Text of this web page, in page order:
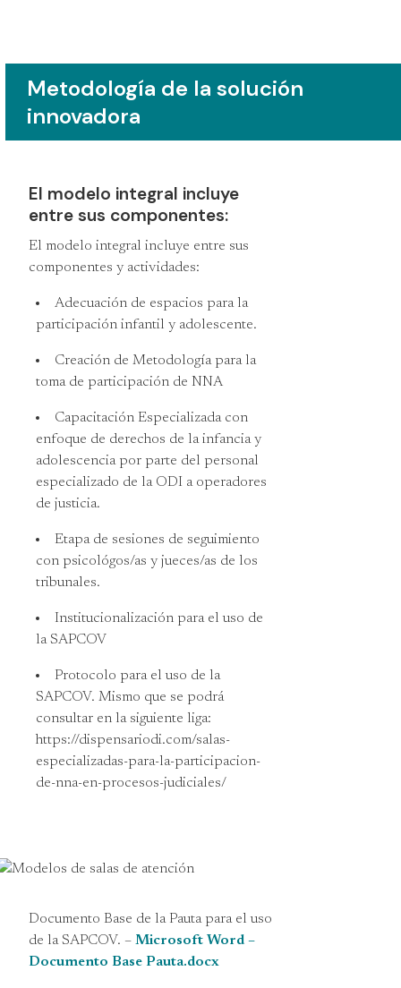
Metodología de la solución
innovadora
El modelo integral incluye
entre sus componentes:
El modelo integral incluye entre sus
componentes y actividades:
Adecuación de espacios para la
participación infantil y adolescente.
Creación de Metodología para la
toma de participación de NNA
Capacitación Especializada con
enfoque de derechos de la infancia y
adolescencia por parte del personal
especializado de la ODI a operadores
de justicia.
Etapa de sesiones de seguimiento
con psicológos/as y jueces/as de los
tribunales.
Institucionalización para el uso de
la SAPCOV
Protocolo para el uso de la
SAPCOV. Mismo que se podrá
consultar en la siguiente liga:
https://dispensariodi.com/salas-
especializadas-para-la-participacion-
de-nna-en-procesos-judiciales/
Documento Base de la Pauta para el uso
de la SAPCOV. – Microsoft Word –
Documento Base Pauta.docx